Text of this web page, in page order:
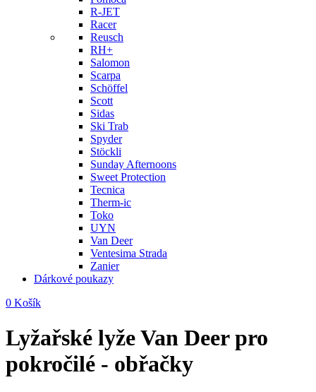
R-JET
Racer
Reusch
RH+
Salomon
Scarpa
Schöffel
Scott
Sidas
Ski Trab
Spyder
Stöckli
Sunday Afternoons
Sweet Protection
Tecnica
Therm-ic
Toko
UYN
Van Deer
Ventesima Strada
Zanier
Dárkové poukazy
0 Košík
Lyžařské lyže Van Deer pro
pokročilé - obřačky